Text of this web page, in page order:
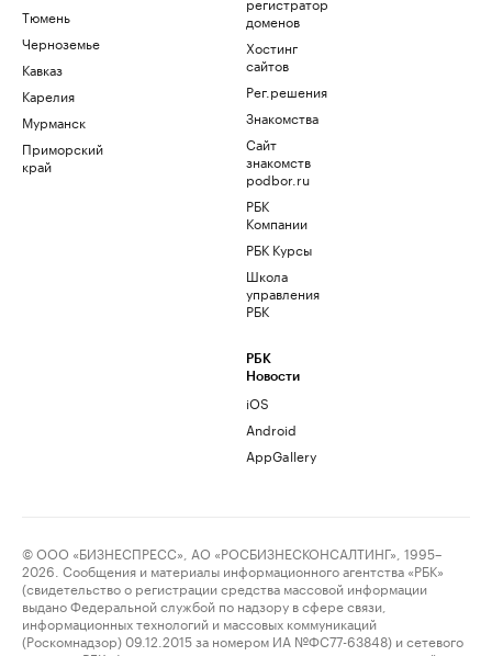
Тюмень
Черноземье
Кавказ
Карелия
Мурманск
Приморский
край
доменов
Хостинг
сайтов
Рег.решения
Знакомства
Сайт
знакомств
podbor.ru
РБК
Компании
РБК Курсы
Школа
управления
РБК
РБК
Новости
iOS
Android
AppGallery
© ООО «БИЗНЕСПРЕСС», АО «РОСБИЗНЕСКОНСАЛТИНГ», 1995–
2026. Сообщения и материалы информационного агентства «РБК»
(свидетельство о регистрации средства массовой информации
выдано Федеральной службой по надзору в сфере связи,
информационных технологий и массовых коммуникаций
(Роскомнадзор) 09.12.2015 за номером ИА №ФС77-63848) и сетевого